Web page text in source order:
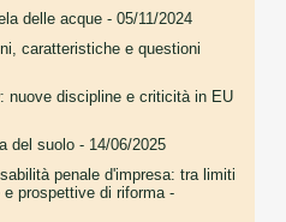
delle acque - 05/11/2024
caratteristiche e questioni
nuove discipline e criticità in EU
del suolo - 14/06/2025
penale d'impresa: tra limiti
prospettive di riforma-